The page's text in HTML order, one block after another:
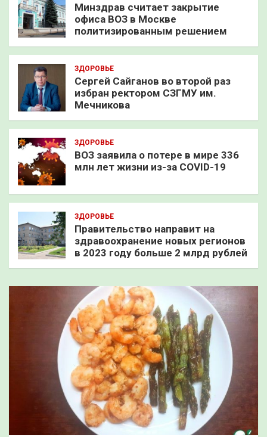
Минздрав считает закрытие
офиса ВОЗ в Москве
политизированным решением
ЗДОРОВЬЕ
Сергей Сайганов во второй раз
избран ректором СЗГМУ им.
Мечникова
ЗДОРОВЬЕ
ВОЗ заявила о потере в мире 336
млн лет жизни из-за COVID-19
ЗДОРОВЬЕ
Правительство направит на
здравоохранение новых регионов
в 2023 году больше 2 млрд рублей